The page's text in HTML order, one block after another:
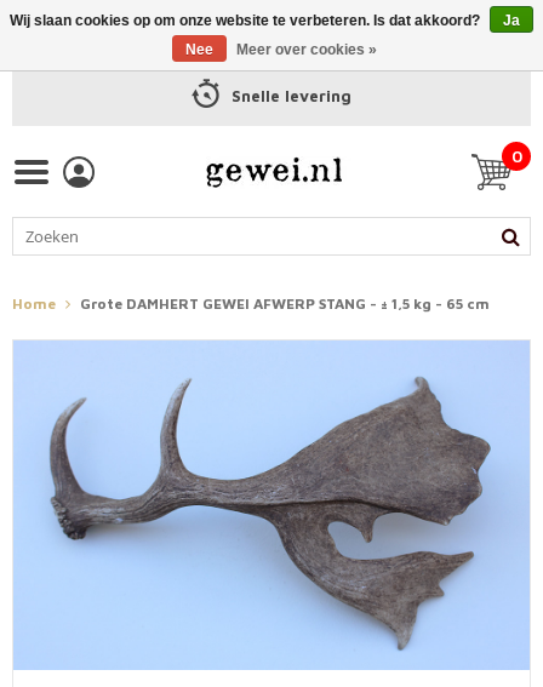
Snelle levering
0
Home Grote DAMHERT GEWEI AFWERP STANG - ± 1,5 kg - 65 cm
Wij slaan cookies op om onze website te verbeteren. Is dat akkoord?
Ja
Nee
Meer over cookies »